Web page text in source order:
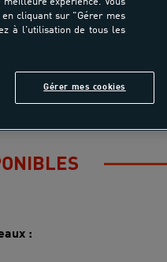
2026-2027
:
cliquant sur "Gérer mes
à l'utilisation de tous les
Gérer mes cookies